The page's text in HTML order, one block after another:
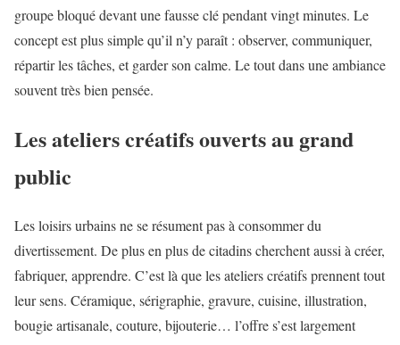
groupe bloqué devant une fausse clé pendant vingt minutes. Le
concept est plus simple qu’il n’y paraît : observer, communiquer,
répartir les tâches, et garder son calme. Le tout dans une ambiance
souvent très bien pensée.
Les ateliers créatifs ouverts au grand
public
Les loisirs urbains ne se résument pas à consommer du
divertissement. De plus en plus de citadins cherchent aussi à créer,
fabriquer, apprendre. C’est là que les ateliers créatifs prennent tout
leur sens. Céramique, sérigraphie, gravure, cuisine, illustration,
bougie artisanale, couture, bijouterie… l’offre s’est largement